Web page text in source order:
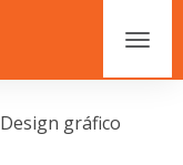
Design gráfico